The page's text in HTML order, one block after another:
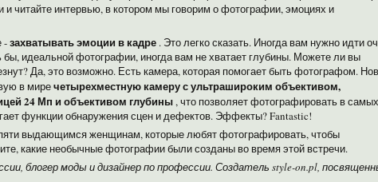
читайте интервью, в котором мы говорим о фотографии, эмоциях и
-захватывать эмоции в кадре . Это легко сказать. Иногда вам нужно идти
бы, идеальной фотографии, иногда вам не хватает глубины. Можете ли вы
Да, это возможно. Есть камера, которая помогает быть фотографом.
в миречетырехместную камеру с ультрашироким объективом,
24 Мп и объективом глубины, что позволяет фотографировать в самых
функции обнаружения сцен и дефектов. Эффекты? Fantastic!
выдающимся женщинам, которые любят фотографировать, чтобы
какие необычные фотографии были созданы во время этой встречи.
блогер моды и дизайнер по профессии. Создатель style-on.pl,